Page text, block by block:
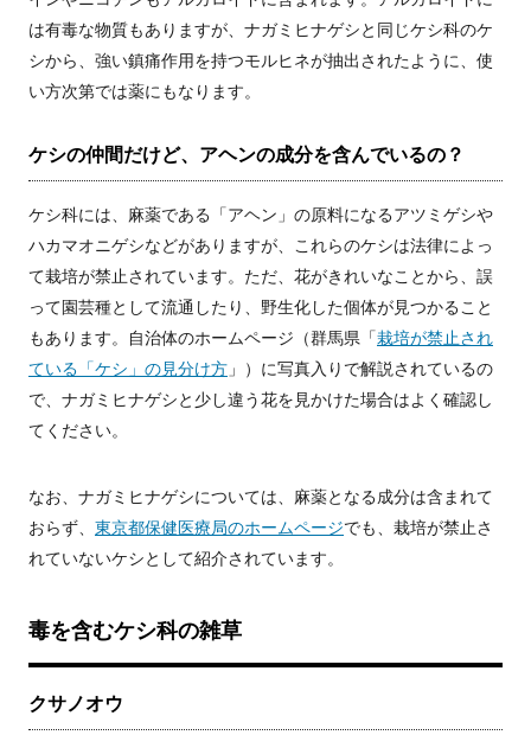
は有毒な物質もありますが、ナガミヒナゲシと同じケシ科のケ
シから、強い鎮痛作用を持つモルヒネが抽出されたように、使
い方次第では薬にもなります。
ケシの仲間だけど、アヘンの成分を含んでいるの？
ケシ科には、麻薬である「アヘン」の原料になるアツミゲシや
ハカマオニゲシなどがありますが、これらのケシは法律によっ
て栽培が禁止されています。ただ、花がきれいなことから、誤
って園芸種として流通したり、野生化した個体が見つかること
もあります。自治体のホームページ（群馬県「栽培が禁止され
ている「ケシ」の見分け方 」）に写真入りで解説されているの
で、ナガミヒナゲシと少し違う花を見かけた場合はよく確認し
てください。
なお、ナガミヒナゲシについては、麻薬となる成分は含まれて
おらず、 東京都保健医療局のホームページでも、栽培が禁止さ
れていないケシとして紹介されています。
毒を含むケシ科の雑草
クサノオウ